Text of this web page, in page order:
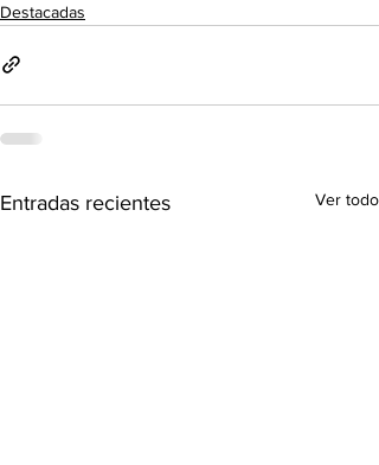
Destacadas
Entradas recientes Ver todo